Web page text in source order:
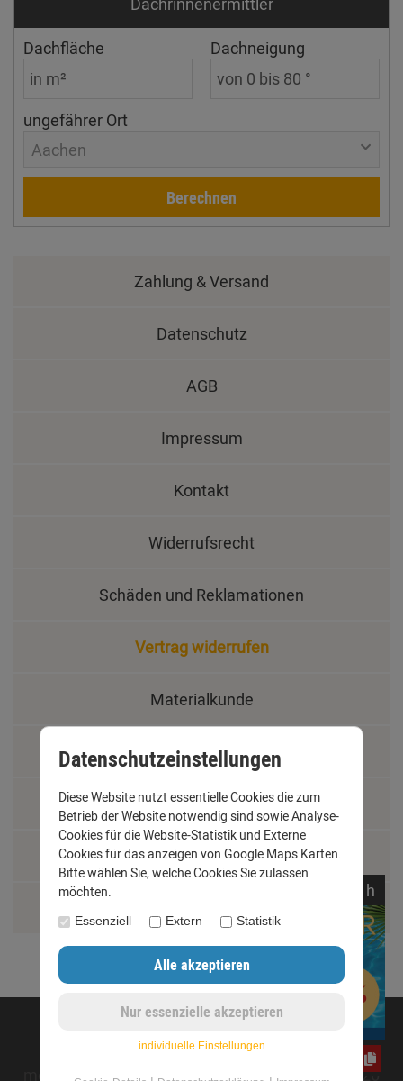
Dachfläche Dachneigung
ungefährer Ort
Aachen
Berechnen
Zahlung & Versand
Datenschutz
AGB
Impressum
Kontakt
Widerrufsrecht
Schäden und Reklamationen
Vertrag widerrufen
Materialkunde
Fachbegriffe
Jobs
Montage und Installationshilfen
©opyright 2020 - www.dachrinnen-shop.de
h
ified eCommerce Shopsoftware © 2009-2026
Datenschutzeinstellungen
Diese Website nutzt essentielle Cookies die zum
Betrieb der Website notwendig sind sowie Analyse-
Cookies für die Website-Statistik und Externe
Cookies für das anzeigen von Google Maps Karten.
Bitte wählen Sie, welche Cookies Sie zulassen
möchten.
Essenziell Extern Statistik
individuelle Einstellungen